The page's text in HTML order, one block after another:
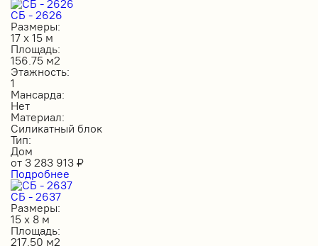
СБ - 2626
Размеры:
17 х 15 м
Площадь:
156.75 м2
Этажность:
1
Мансарда:
Нет
Материал:
Силикатный блок
Тип:
Дом
от 3 283 913 ₽
Подробнее
СБ - 2637
Размеры:
15 х 8 м
Площадь:
217.50 м2